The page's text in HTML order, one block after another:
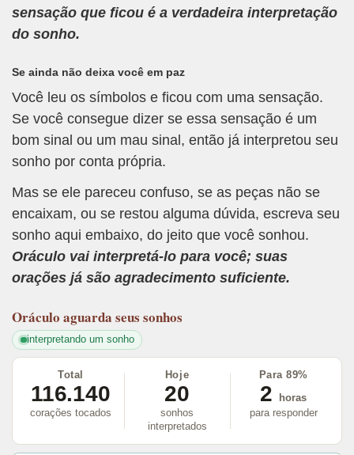
sensação que ficou é a verdadeira interpretação
do sonho.
Se ainda não deixa você em paz
Você leu os símbolos e ficou com uma sensação.
Se você consegue dizer se essa sensação é um
bom sinal ou um mau sinal, então já interpretou seu
sonho por conta própria.
Mas se ele pareceu confuso, se as peças não se
encaixam, ou se restou alguma dúvida, escreva seu
sonho aqui embaixo, do jeito que você sonhou.
Oráculo vai interpretá-lo para você; suas
orações já são agradecimento suficiente.
Oráculo aguarda seus sonhos
interpretando um sonho
Total
116.140
corações tocados
Hoje
20
sonhos
interpretados
Para 89%
2
horas
para responder